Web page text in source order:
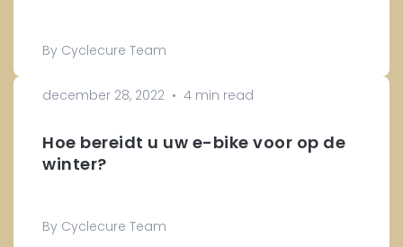
By Cyclecure Team
december 28, 2022 • 4 min read
Hoe bereidt u uw e-bike voor op de
winter?
By Cyclecure Team